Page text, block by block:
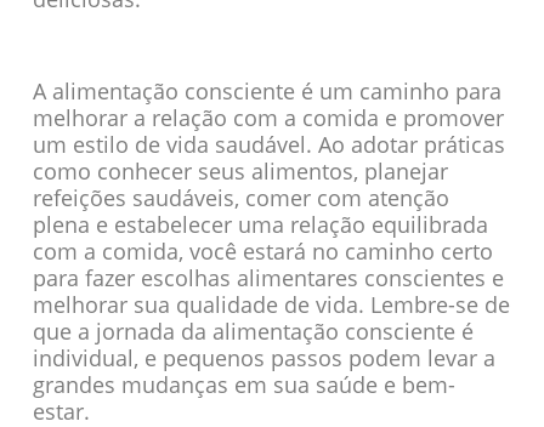
A alimentação consciente é um caminho para
melhorar a relação com a comida e promover
um estilo de vida saudável. Ao adotar práticas
como conhecer seus alimentos, planejar
refeições saudáveis, comer com atenção
plena e estabelecer uma relação equilibrada
com a comida, você estará no caminho certo
para fazer escolhas alimentares conscientes e
melhorar sua qualidade de vida. Lembre-se de
que a jornada da alimentação consciente é
individual, e pequenos passos podem levar a
grandes mudanças em sua saúde e bem-
estar.